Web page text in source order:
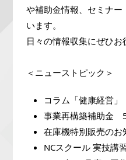
や補助金情報、セミナ
います。
日々の情報収集にぜひお
＜ニューストピック＞
コラム「健康経営」
事業再構築補助金
在庫機特別販売のお
NCスクール 実技講